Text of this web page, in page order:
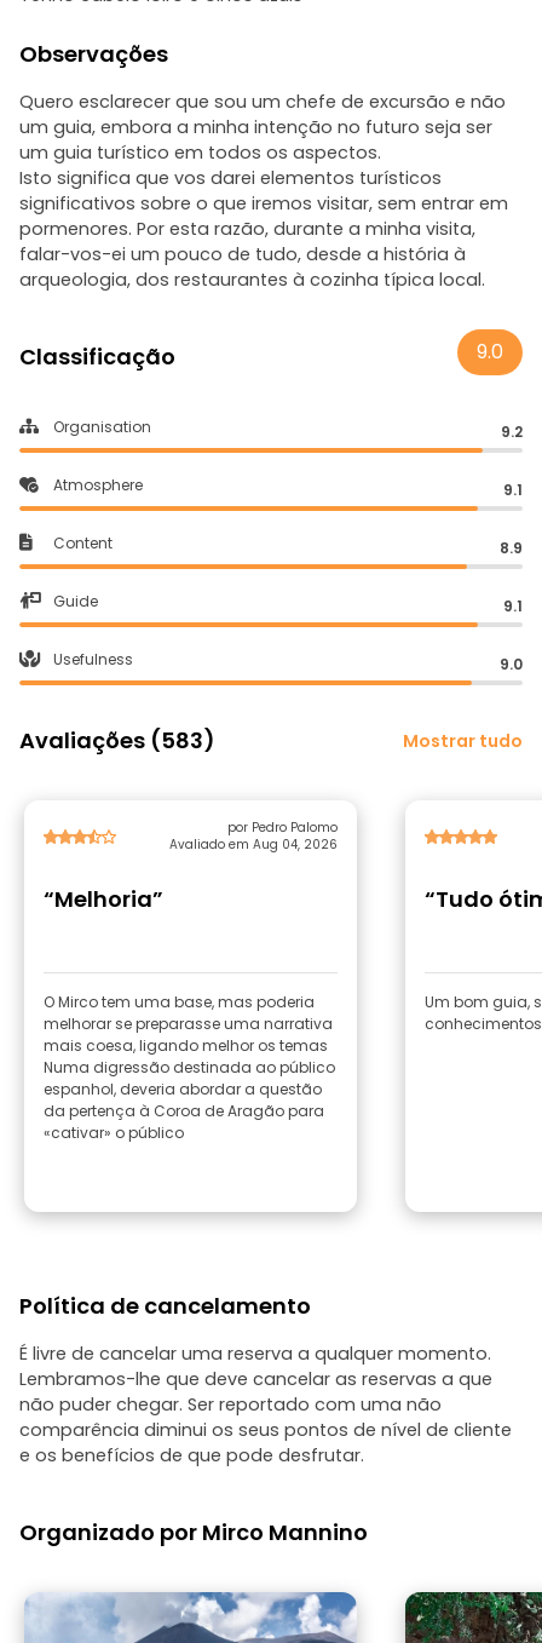
Observações
Quero esclarecer que sou um chefe de excursão e não
um guia, embora a minha intenção no futuro seja ser
um guia turístico em todos os aspectos.
Isto significa que vos darei elementos turísticos
significativos sobre o que iremos visitar, sem entrar em
pormenores. Por esta razão, durante a minha visita,
falar-vos-ei um pouco de tudo, desde a história à
arqueologia, dos restaurantes à cozinha típica local.
Classificação 9.0
Organisation 9.2
Atmosphere 9.1
Content 8.9
Guide 9.1
Usefulness 9.0
Avaliações (583) Mostrar tudo
por Pedro Palomo
Avaliado em Aug 04, 2026
“Melhoria”
O Mirco tem uma base, mas poderia
melhorar se preparasse uma narrativa
mais coesa, ligando melhor os temas
Numa digressão destinada ao público
espanhol, deveria abordar a questão
da pertença à Coroa de Aragão para
«cativar» o público
“Tudo
Um bom guia,
Política de cancelamento
É livre de cancelar uma reserva a qualquer momento.
Lembramos-lhe que deve cancelar as reservas a que
não puder chegar. Ser reportado com uma não
comparência diminui os seus pontos de nível de cliente
e os benefícios de que pode desfrutar.
Organizado por Mirco Mannino